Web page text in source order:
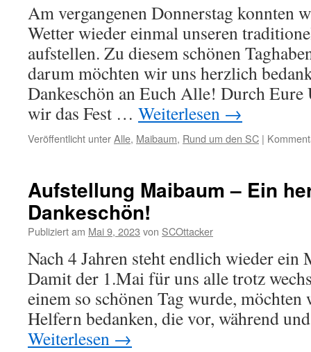
Am vergangenen Donnerstag konnten
Wetter wieder einmal unseren
aufstellen. Zu diesem schönen
darum möchten wir uns herzlich
Dankeschön an Euch Alle! Durch Eure
wir das Fest … Weiterlesen →
Veröffentlicht unterAlle, Maibaum, Rund um den SC |
Aufstellung Maibaum – Ein
Dankeschön!
Publiziert am Mai 9, 2023 von SCOttacker
Nach 4 Jahren steht endlich wieder
Damit der 1.Mai für uns alle trotz
einem so schönen Tag wurde,
Helfern bedanken, die vor, während
Weiterlesen →